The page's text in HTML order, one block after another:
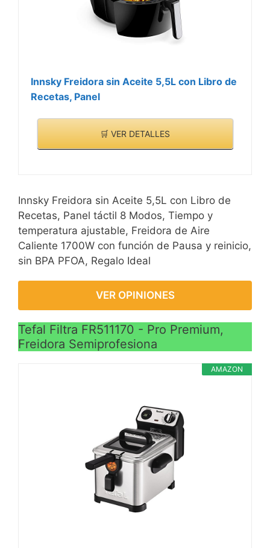
Innsky Freidora sin Aceite 5,5L con Libro de
Recetas, Panel
🛒 VER DETALLES
Innsky Freidora sin Aceite 5,5L con Libro de
Recetas, Panel táctil 8 Modos, Tiempo y
temperatura ajustable, Freidora de Aire
Caliente 1700W con función de Pausa y reinicio,
sin BPA PFOA, Regalo Ideal
VER OPINIONES
Tefal Filtra FR511170 - Pro Premium,
Freidora Semiprofesiona
AMAZON